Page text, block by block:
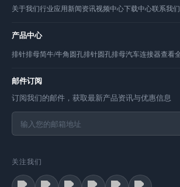
关于我们行业应用新闻资讯视频中心下载中心联系我们
产品中心
排针排母简牛/牛角圆孔排针圆孔排母汽车连接器查看
邮件订阅
订阅我们的邮件，获取最新产品资讯与优惠信息
关注我们